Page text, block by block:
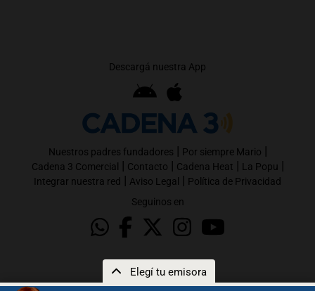
Elegí tu emisora
Descargá nuestra App
Nuestros padres fundadores | Por siempre Mario |
Cadena 3 Comercial | Contacto | Cadena Heat | La Popu |
Integrar nuestra red | Aviso Legal | Política de Privacidad
Seguinos en